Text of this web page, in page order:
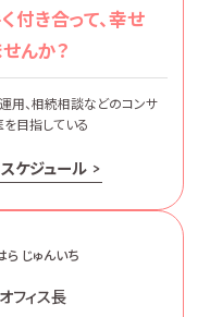
付き合って、幸せ
んか？
用、相続相談などのコンサ
目指している
スケジュール
ら じゅんいち
フィス長